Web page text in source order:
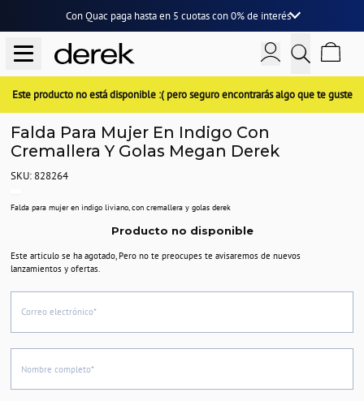
Con Quac paga hasta en 5 cuotascon0% de interés
Este producto no está disponible :( pero seguro encontrarás algo que te guste
Falda Para Mujer En Indigo Con
Cremallera Y Golas Megan Derek
SKU: 828264
Falda para mujer en indigo liviano, con cremallera y golas derek
Producto no disponible
Este articulo se ha agotado, Pero no te preocupes te avisaremos de nuevos
lanzamientos y ofertas.
Correo electrónico*
Nombre completo*